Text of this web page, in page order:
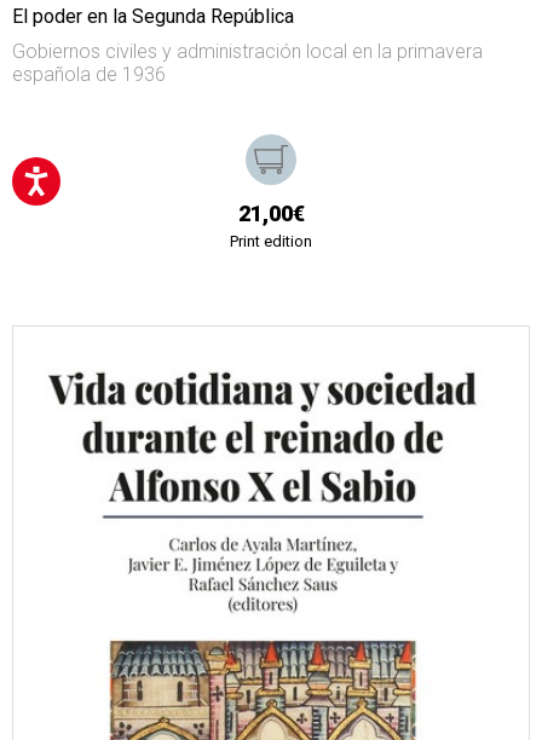
El poder en la Segunda República
Gobiernos civiles y administración local en la primavera
española de 1936
21,00€
Print edition